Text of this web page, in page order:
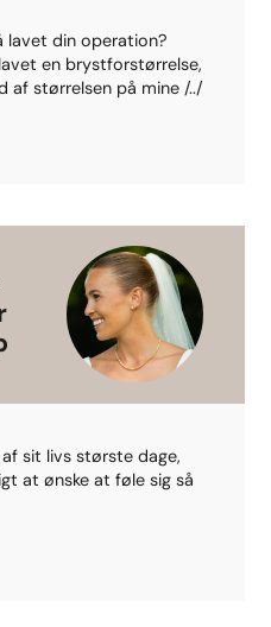
lavet din operation?
en brystforstørrelse,
af størrelsen på mine /../
sit livs største dage,
at ønske at føle sig så